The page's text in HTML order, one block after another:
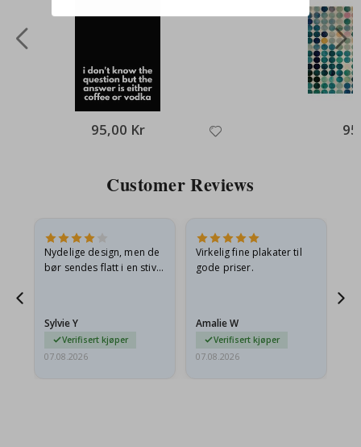
95,00 Kr
Customer Reviews
Nydelige design, men de
bør sendes flatt i en stiv
Sylvie Y
Verifisert kjøper
07.08.2026
Virkelig fine plakater til
gode priser.
Amalie W
Verifisert kjøper
07.08.2026